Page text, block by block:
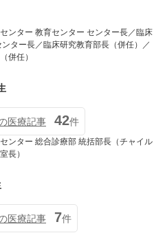
ンター 教育センター センター長／臨床
ター長／臨床研究教育部長（併任）／
併任）
医療記事 42件
ンター 総合診療部 統括部長（チャイル
長）
医療記事 7件